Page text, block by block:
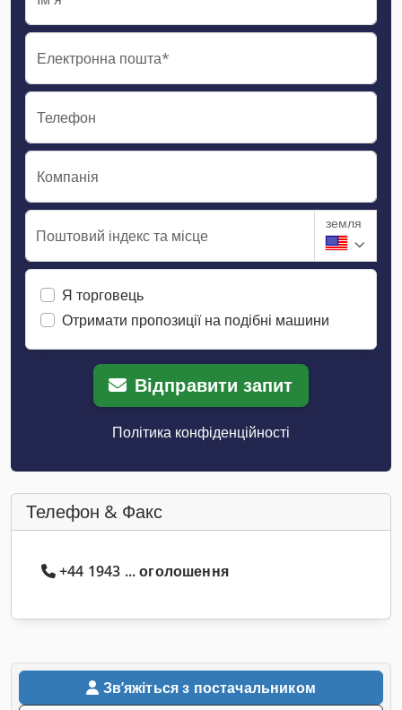
Електронна пошта*
Телефон
Компанія
Поштовий індекс та місце
земля
Я торговець
Отримати пропозиції на подібні машини
Відправити запит
Політика конфіденційності
Телефон & Факс
+44 1943 ... оголошення
Звʼяжіться з постачальником